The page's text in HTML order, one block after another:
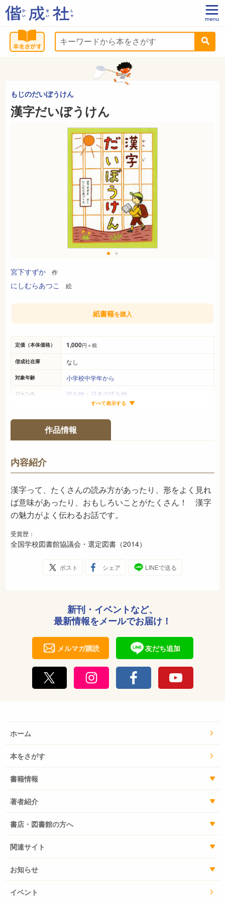
もじのだいぼうけん
漢字だいぼうけん
宮下すずか 作
にしむらあつこ 絵
定価（本体価格） 1,000円＋税
偕成社在庫 なし
対象年齢 小学校中学年から
ジャンル 読み物 > 日本の読み物
70ページ
ISBN 978-4-03-439400-7
NDC
発売日 2014年2月
すべて表示する
紙書籍を購入
作品情報
内容紹介
漢字って、たくさんの読み方があったり、形をよく見れ
ば意味があったり、おもしろいことがたくさん！ 漢字
の魅力がよく伝わるお話です。
受賞歴：
全国学校図書館協議会・選定図書（2014）
ポスト シェア LINEで送る
新刊・イベントなど、
最新情報をメールでお届け！
メルマガ購読 友だち追加
ホーム
本をさがす
書籍情報
著者紹介
書店・図書館の方へ
関連サイト
お知らせ
イベント